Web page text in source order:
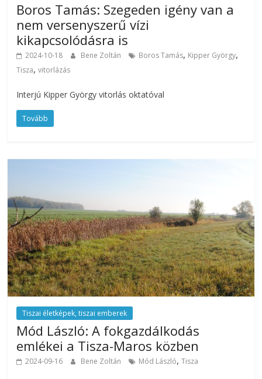
Boros Tamás: Szegeden igény van a
nem versenyszerű vízi
kikapcsolódásra is
2024-10-18 Bene Zoltán Boros Tamás, Kipper György,
Tisza,vitorlázás
Interjú Kipper György vitorlás oktatóval
Tovább
Tiszai életképek, tiszai emberek
Mód László: A fokgazdálkodás
emlékei a Tisza-Maros közben
2024-09-16 Bene Zoltán Mód László,Tisza